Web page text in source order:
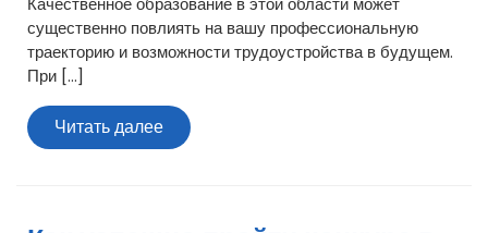
существенно повлиять на вашу профессиональную
траекторию и возможности трудоустройства в будущем.
При […]
Читать далееЧитать
далее